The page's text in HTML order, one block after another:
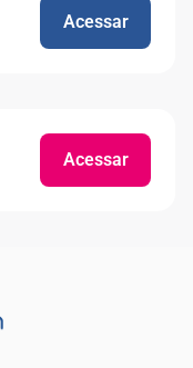
Acessar
Acessar